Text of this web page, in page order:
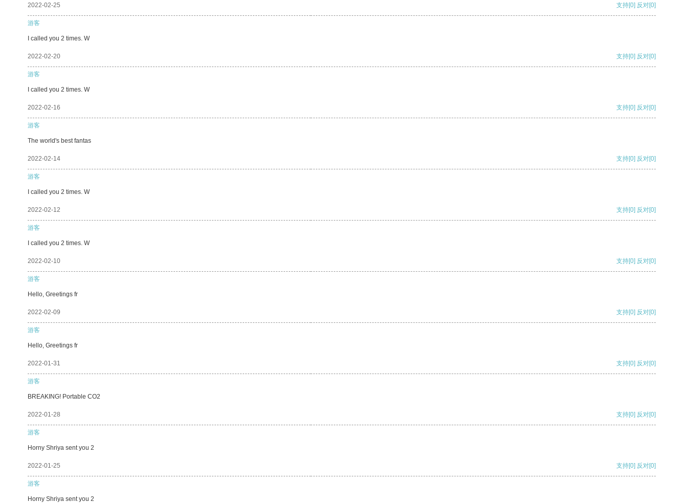
2022-02-25 支持[0] 反对[0]
游客
I called you 2 times. W
2022-02-20 支持[0] 反对[0]
游客
I called you 2 times. W
2022-02-16 支持[0] 反对[0]
游客
The world's best fantas
2022-02-14 支持[0] 反对[0]
游客
I called you 2 times. W
2022-02-12 支持[0] 反对[0]
游客
I called you 2 times. W
2022-02-10 支持[0] 反对[0]
游客
Hello, Greetings fr
2022-02-09 支持[0] 反对[0]
游客
Hello, Greetings fr
2022-01-31 支持[0] 反对[0]
游客
BREAKING! Portable CO2
2022-01-28 支持[0] 反对[0]
游客
Horny Shriya sent you 2
2022-01-25 支持[0] 反对[0]
游客
Horny Shriya sent you 2